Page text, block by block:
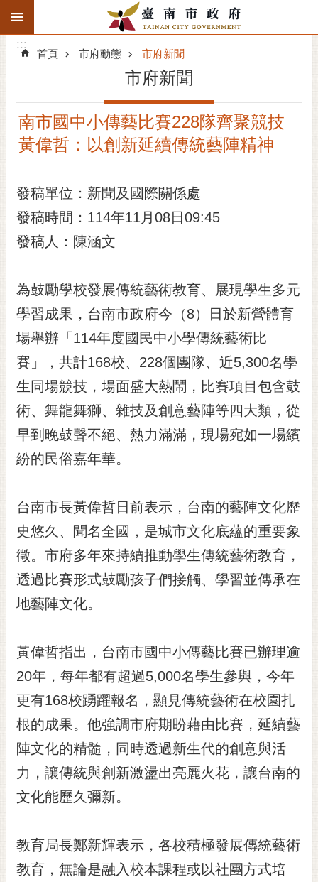
跳到主要內容區塊
搜
階
精彩府城
市府團隊
主題服務
市民互動
黃
偉
哲
螢
光
花
泉
祭
網
站
導
覽
RSS
訂
閱
電
子
報
市
民
信
English
日
:::
:::
首頁 市府動態 市府新聞
市府新聞
南市國中小傳藝比賽228隊齊聚競技
黃偉哲：以創新延續傳統藝陣精神
發稿單位：新聞及國際關係處
發稿時間：114年11月08日09:45
發稿人：陳涵文
為鼓勵學校發展傳統藝術教育、展現學生多元
學習成果，台南市政府今（8）日於新營體育
場舉辦「114年度國民中小學傳統藝術比
賽」，共計168校、228個團隊、近5,300名學
生同場競技，場面盛大熱鬧，比賽項目包含鼓
術、舞龍舞獅、雜技及創意藝陣等四大類，從
早到晚鼓聲不絕、熱力滿滿，現場宛如一場繽
紛的民俗嘉年華。
台南市長黃偉哲日前表示，台南的藝陣文化歷
史悠久、聞名全國，是城市文化底蘊的重要象
徵。市府多年來持續推動學生傳統藝術教育，
透過比賽形式鼓勵孩子們接觸、學習並傳承在
地藝陣文化。
黃偉哲指出，台南市國中小傳藝比賽已辦理逾
20年，每年都有超過5,000名學生參與，今年
更有168校踴躍報名，顯見傳統藝術在校園扎
根的成果。他強調市府期盼藉由比賽，延續藝
陣文化的精髓，同時透過新生代的創意與活
力，讓傳統與創新激盪出亮麗火花，讓台南的
文化能歷久彌新。
教育局長鄭新輝表示，各校積極發展傳統藝術
教育，無論是融入校本課程或以社團方式培